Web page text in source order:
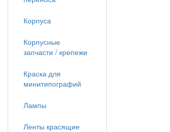
Корпуса
Корпусные
запчасти / крепежи
Краска для
минитипографий
Лампы
Ленты красящие